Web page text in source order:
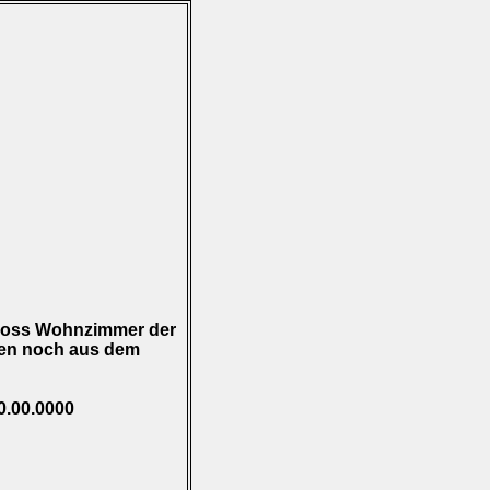
Wohnzimmer der
noch aus dem